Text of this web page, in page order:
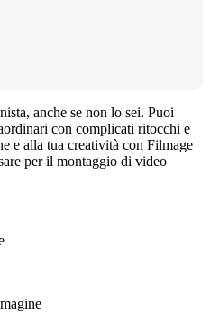
anche se non lo sei. Puoi
con complicati ritocchi e
e alla tua creatività con Filmage
per il montaggio di video